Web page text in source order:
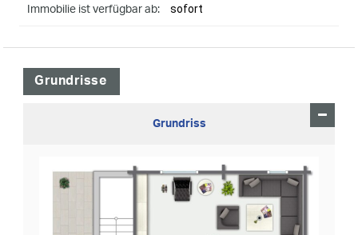
Immobilie ist verfügbar ab: sofort
Grundrisse
Grundriss